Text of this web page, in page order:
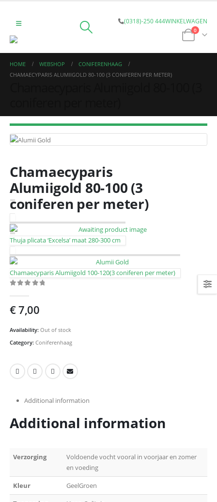
(0318)-250 444WINKELWAGEN
0
HOME WEBSHOP
CONIFERENHAAG
CHAMAECYPARIS ALUMIIGOLD 80-100 (3 CONIFEREN PER METER)
Chamaecyparis
Alumiigold 80-100 (3
coniferen per meter)
Thuja plicata ‘Excelsa’ maat 280-300 cm
Chamaecyparis Alumiigold 100-120(3 coniferen per meter)
€7,00
Availability: Out of stock
Category: Coniferenhaag
Additional information
Additional information
Verzorging
Voldoende vocht vooral in voorjaar en zomer
en voeding
Kleur GeelGroen